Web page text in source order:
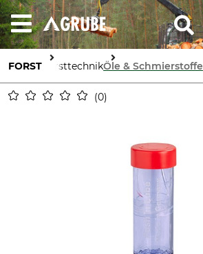
FORST ForsttechnikÖle & Schmierstoffe
0